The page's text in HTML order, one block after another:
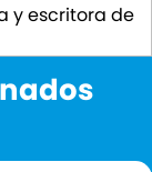
y escritora de